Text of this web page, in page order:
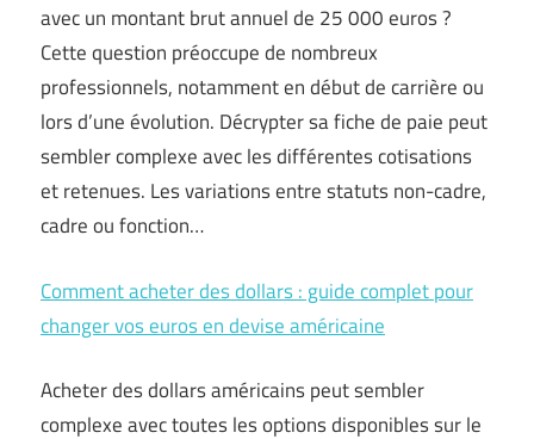
avec un montant brut annuel de 25 000 euros ?
Cette question préoccupe de nombreux
professionnels, notamment en début de carrière ou
lors d’une évolution. Décrypter sa fiche de paie peut
sembler complexe avec les différentes cotisations
et retenues. Les variations entre statuts non-cadre,
cadre ou fonction…
Comment acheter des dollars : guide complet pour
changer vos euros en devise américaine
Acheter des dollars américains peut sembler
complexe avec toutes les options disponibles sur le